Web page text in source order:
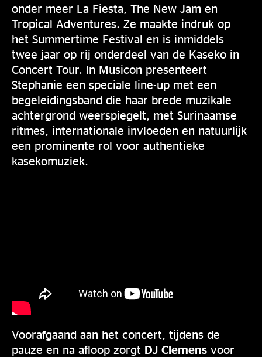
onder meer La Fiesta, The New Jam en
Tropical Adventures. Ze maakte indruk op
het Summertime Festival en is inmiddels
twee jaar op rij onderdeel van de Kaseko in
Concert Tour. In Musicon presenteert
Stephanie een speciale line-up met een
begeleidingsband die haar brede muzikale
achtergrond weerspiegelt, met Surinaamse
ritmes, internationale invloeden en natuurlijk
een prominente rol voor authentieke
kasekomuziek.
Voorafgaand aan het concert, tijdens de
pauze en na afloop zorgt DJ Clemens voor